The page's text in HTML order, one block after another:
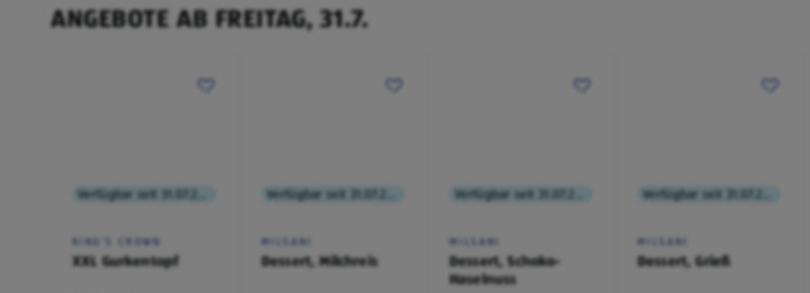
ANGEBOTE AB FREITAG, 31.7.
KING'S CROWN
XXL Gurkentopf
MILSANI
Dessert, Milchreis
MILSANI
Dessert, Schoko-
Haselnuss
MILSANI
Dessert, Grieß